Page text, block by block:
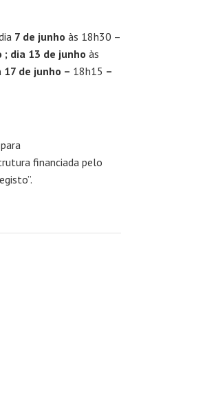
7 de junho às 18h30 –
; dia 13 de junho às
17 de junho – 18h15 –
financiada pelo